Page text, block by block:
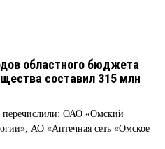
областного бюджета
составил 315 млн
ОАО «Омский
АО «Аптечная сеть «Омское